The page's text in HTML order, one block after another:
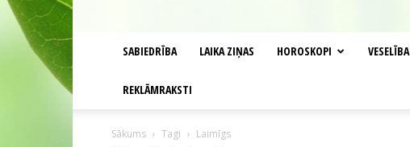
SABIEDRĪBA LAIKA ZIŅAS HOROSKOPI VESELĪBA
REKLĀMRAKSTI
Sākums Tagi Laimīgs